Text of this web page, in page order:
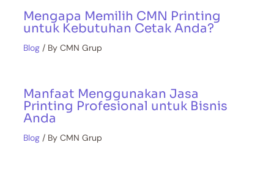
Mengapa Memilih CMN Printing
untuk Kebutuhan Cetak Anda?
Blog/ By CMN Grup
Manfaat Menggunakan Jasa
Printing Profesional untuk Bisnis
Anda
Blog/ By CMN Grup